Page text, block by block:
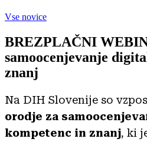
Vse novice
BREZPLAČNI
samoocenjevanje
znanj
Na DIH Slovenije so
orodje za
kompetenc in znanj, ki